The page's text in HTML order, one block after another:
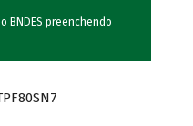
BNDES preenchendo